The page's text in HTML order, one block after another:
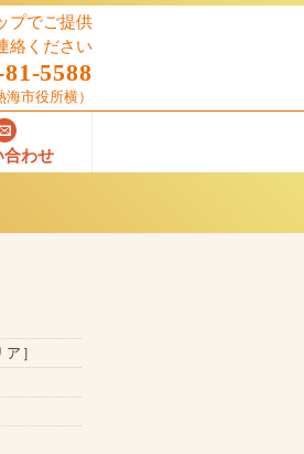
プでご提供
絡ください
5588
海市役所横）
合わせ
］